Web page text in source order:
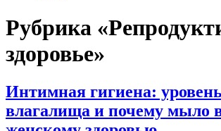
Рубрика
здоровье»
Интимная гигиена:
влагалища и почему мыло